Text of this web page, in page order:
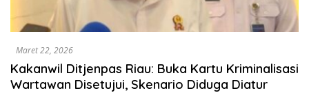
Maret 22, 2026
Kakanwil Ditjenpas Riau: Buka Kartu Kriminalisasi
Wartawan Disetujui, Skenario Diduga Diatur